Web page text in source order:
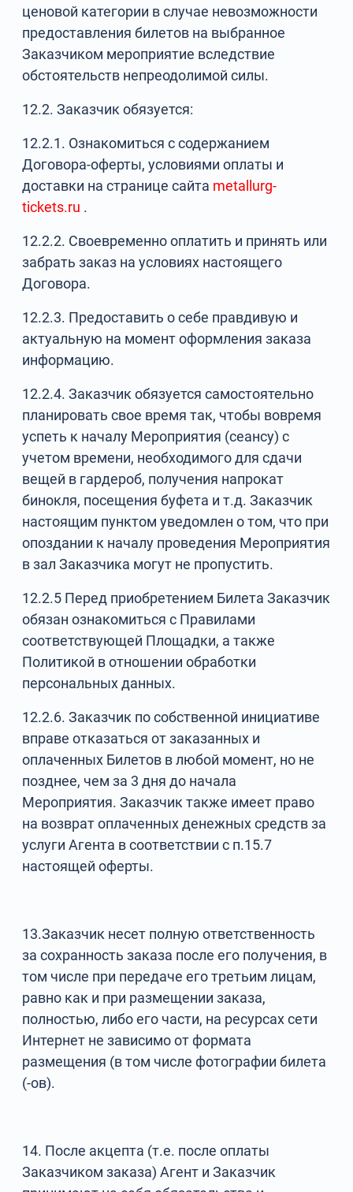
ценовой категории в случае невозможности
предоставления билетов на выбранное
Заказчиком мероприятие вследствие
обстоятельств непреодолимой силы.
12.2. Заказчик обязуется:
12.2.1. Ознакомиться с содержанием
Договора-оферты, условиями оплаты и
доставки на странице сайта metallurg-
tickets.ru .
12.2.2. Своевременно оплатить и принять или
забрать заказ на условиях настоящего
Договора.
12.2.3. Предоставить о себе правдивую и
актуальную на момент оформления заказа
информацию.
12.2.4. Заказчик обязуется самостоятельно
планировать свое время так, чтобы вовремя
успеть к началу Мероприятия (сеансу) с
учетом времени, необходимого для сдачи
вещей в гардероб, получения напрокат
бинокля, посещения буфета и т.д. Заказчик
настоящим пунктом уведомлен о том, что при
опоздании к началу проведения Мероприятия
в зал Заказчика могут не пропустить.
12.2.5 Перед приобретением Билета Заказчик
обязан ознакомиться с Правилами
соответствующей Площадки, а также
Политикой в отношении обработки
персональных данных.
12.2.6. Заказчик по собственной инициативе
вправе отказаться от заказанных и
оплаченных Билетов в любой момент, но не
позднее, чем за 3 дня до начала
Мероприятия. Заказчик также имеет право
на возврат оплаченных денежных средств за
услуги Агента в соответствии с п.15.7
настоящей оферты.
13.Заказчик несет полную ответственность
за сохранность заказа после его получения, в
том числе при передаче его третьим лицам,
равно как и при размещении заказа,
полностью, либо его части, на ресурсах сети
Интернет не зависимо от формата
размещения (в том числе фотографии билета
(-ов).
14. После акцепта (т.е. после оплаты
Заказчиком заказа) Агент и Заказчик